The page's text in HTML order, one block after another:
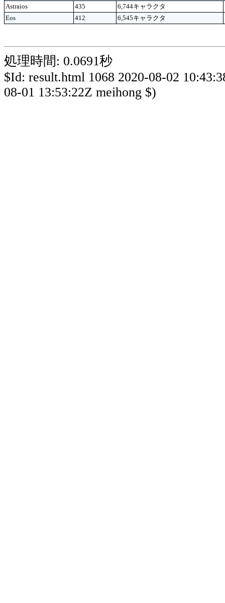
Astraios 435 6,744キャラクタ
Eos
412 6,545キャラクタ
処理時間: 0.0691秒
$Id: result.html 1068 2020-08-02
08-01 13:53:22Z meihong $)